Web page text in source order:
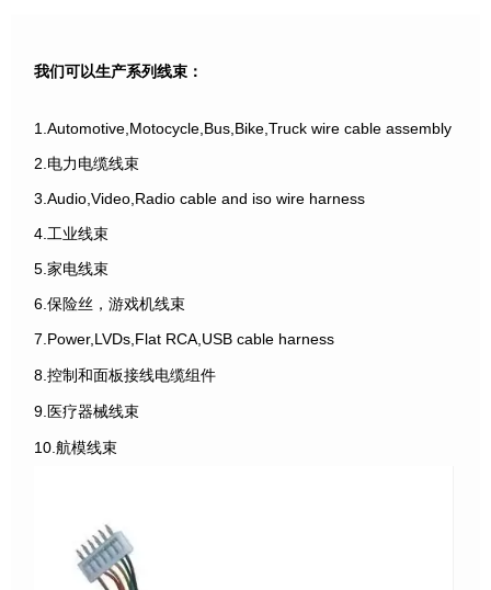
我们可以生产系列线束：
1.Automotive,Motocycle,Bus,Bike,Truck wire cable assembly
2.电力电缆线束
3.Audio,Video,Radio cable and iso wire harness
4.工业线束
5.家电线束
6.保险丝，游戏机线束
7.Power,LVDs,Flat RCA,USB cable harness
8.控制和面板接线电缆组件
9.医疗器械线束
10.航模线束